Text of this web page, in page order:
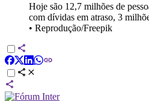
Hoje são 12,7 milhões de
com dívidas em atraso, 3
• Reprodução/Freepik